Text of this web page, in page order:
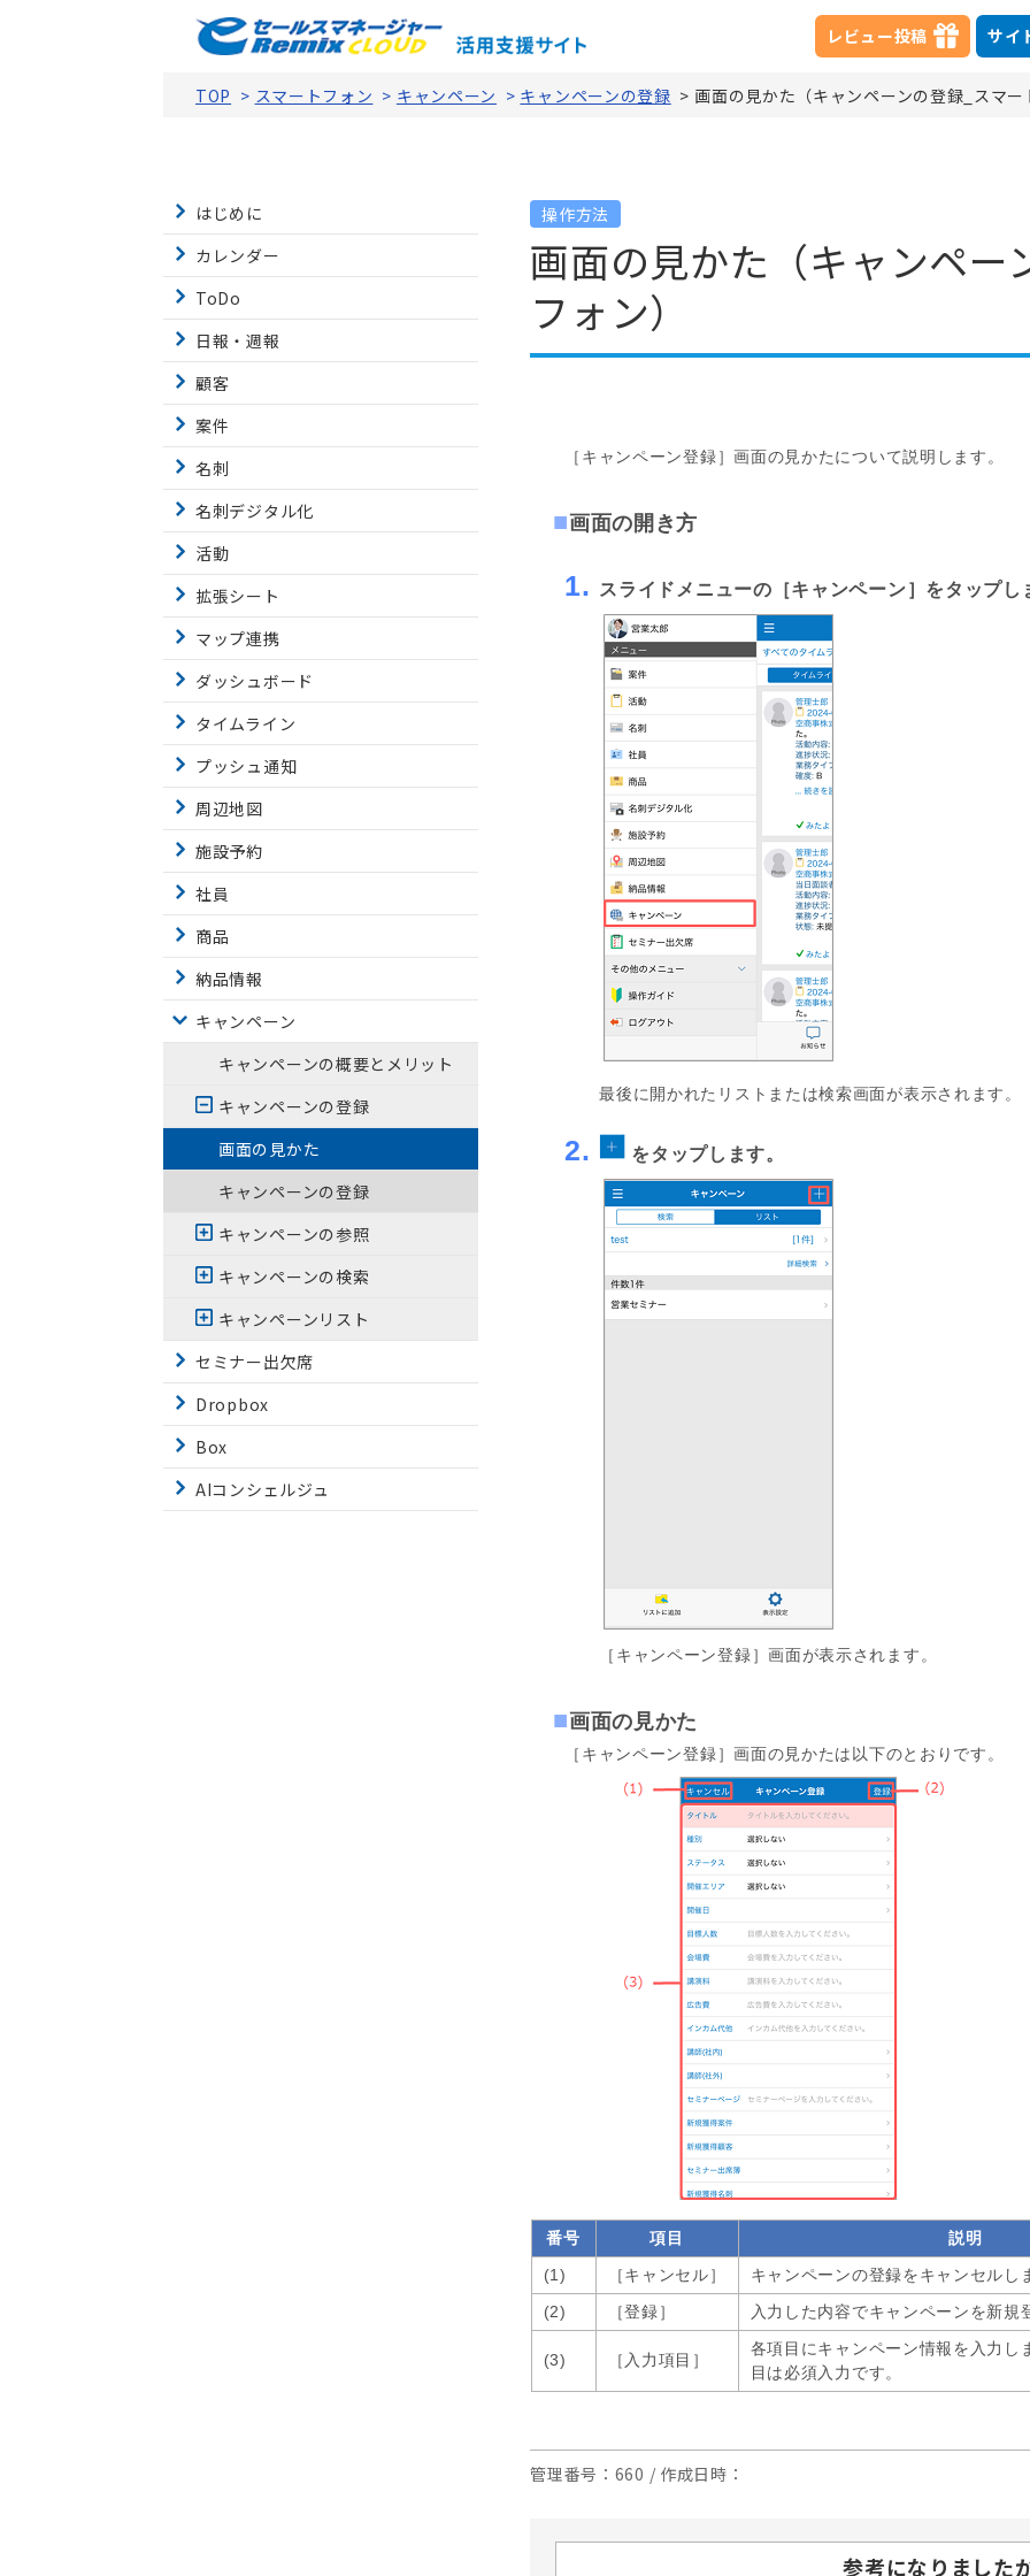
レビュー投稿 サイ
TOP > スマートフォン > キャンペーン > キャンペーンの登録 > 画面の見かた（キャンペーンの登録_スマ
操作方法
画面の見かた（キャンペー
フォン）
［キャンペーン登録］画面の見かたについて説明します。
画面の開き方
1. スライドメニューの［キャンペーン］をタップし
最後に開かれたリストまたは検索画面が表示されます。
2. をタップします。
［キャンペーン登録］画面が表示されます。
画面の見かた
［キャンペーン登録］画面の見かたは以下のとおりです。
番号 項目
説明
(1)
［キャンセル］
キャンペーンの登録をキャンセルし
(2)
［登録］ 入力した内容でキャンペーンを新規
(3) ［入力項目］
各項目にキャンペーン情報を入力し
目は必須入力です。
管理番号 ：660 / 作成日時 ：
参考になりました